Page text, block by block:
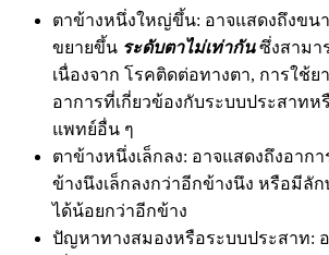
ตาข้างหนึ่งใหญ่ขึ้น: อาจแสดงถึงขน
ขยายขึ้น ระดับตาไม่เท่ากัน ซึ่งสามา
เนื่องจาก โรคติดต่อทางตา, การใช้ย
อาการที่เกี่ยวข้องกับระบบประสาทห
แพทย์อื่น ๆ
ตาข้างหนึ่งเล็กลง: อาจแสดงถึงอาก
ข้างนึงเล็กลงกว่าอีกข้างนึง หรือมีลั
ได้น้อยกว่าอีกข้าง
ปัญหาทางสมองหรือระบบประสาท: